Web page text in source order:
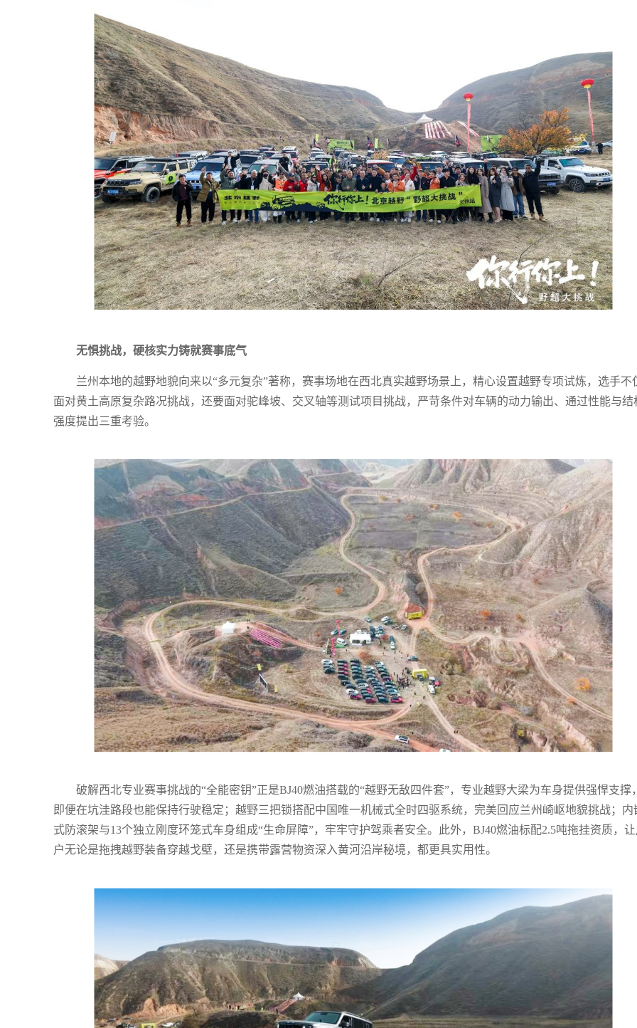
无惧挑战，硬核实力铸就赛事底气
兰州本地的越野地貌向来以“多元复杂”著称，赛事场地在西北真实越野场景上，精心设置越野专项试炼，选手不
面对黄土高原复杂路况挑战，还要面对驼峰坡、交叉轴等测试项目挑战，严苛条件对车辆的动力输出、通过性能与结
强度提出三重考验。
破解西北专业赛事挑战的“全能密钥”正是BJ40燃油搭载的“越野无敌四件套”，专业越野大梁为车身提供强悍支撑，
即便在坑洼路段也能保持行驶稳定；越野三把锁搭配中国唯一机械式全时四驱系统，完美回应兰州崎岖地貌挑战；内
式防滚架与13个独立刚度环笼式车身组成“生命屏障”，牢牢守护驾乘者安全。此外，BJ40燃油标配2.5吨拖挂资质，让
户无论是拖拽越野装备穿越戈壁，还是携带露营物资深入黄河沿岸秘境，都更具实用性。